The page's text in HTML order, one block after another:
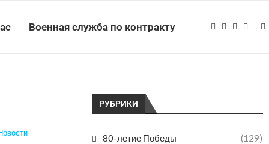
Военная служба по контракту
РУБРИКИ
80-летие Победы (129)